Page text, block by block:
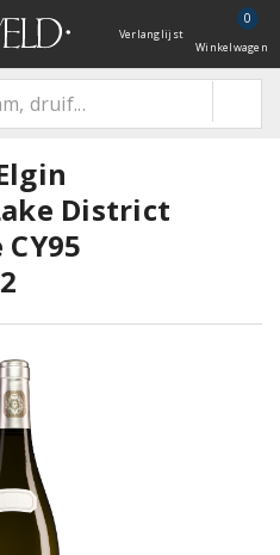
Verlanglijst
0
Winkelwagen
District